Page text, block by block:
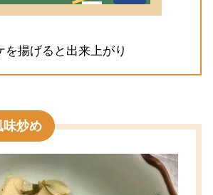
揚げると出来上がり
味炒め